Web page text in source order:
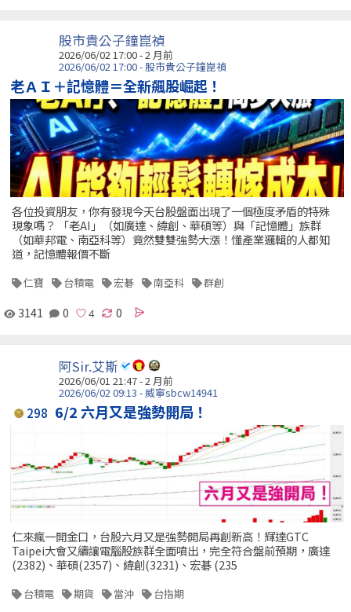
股市貴公子鐘崑禎
2026/06/02 17:00 - 2 月前
2026/06/02 17:00 - 股市貴公子鐘崑禎
老ＡＩ＋記憶體＝全新飆股崛起！
各位投資朋友，你有發現今天台股盤面出現了一個極度矛盾的特殊
現象嗎？ 「老AI」（如廣達、緯創、華碩等）與「記憶體」族群
（如華邦電、南亞科等）竟然雙雙強勢大漲！懂產業邏輯的人都知
道，記憶體報價不斷
仁寶 台積電 宏碁 南亞科 群創
3141 0 0
阿Sir.艾斯
2026/06/01 21:47 - 2 月前
2026/06/02 09:13 - 威寧sbcw14941
298 6/2 六月又是強勢開局！
仁來瘋一開金口，台股六月又是強勢開局再創新高！輝達GTC
Taipei大會又續讓電腦股族群全面噴出，完全符合盤前預期，廣達
(2382)、華碩(2357)、緯創(3231)、宏碁 (235
台積電 期貨 當沖 台指期